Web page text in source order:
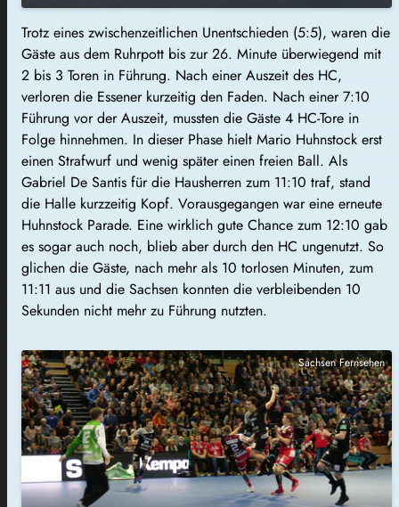
Trotz eines zwischenzeitlichen Unentschieden (5:5), waren die
Gäste aus dem Ruhrpott bis zur 26. Minute überwiegend mit
2 bis 3 Toren in Führung. Nach einer Auszeit des HC,
verloren die Essener kurzeitig den Faden. Nach einer 7:10
Führung vor der Auszeit, mussten die Gäste 4 HC-Tore in
Folge hinnehmen. In dieser Phase hielt Mario Huhnstock erst
einen Strafwurf und wenig später einen freien Ball. Als
Gabriel De Santis für die Hausherren zum 11:10 traf, stand
die Halle kurzzeitig Kopf. Vorausgegangen war eine erneute
Huhnstock Parade. Eine wirklich gute Chance zum 12:10 gab
es sogar auch noch, blieb aber durch den HC ungenutzt. So
glichen die Gäste, nach mehr als 10 torlosen Minuten, zum
11:11 aus und die Sachsen konnten die verbleibenden 10
Sekunden nicht mehr zu Führung nutzten.
Sachsen Fernsehen